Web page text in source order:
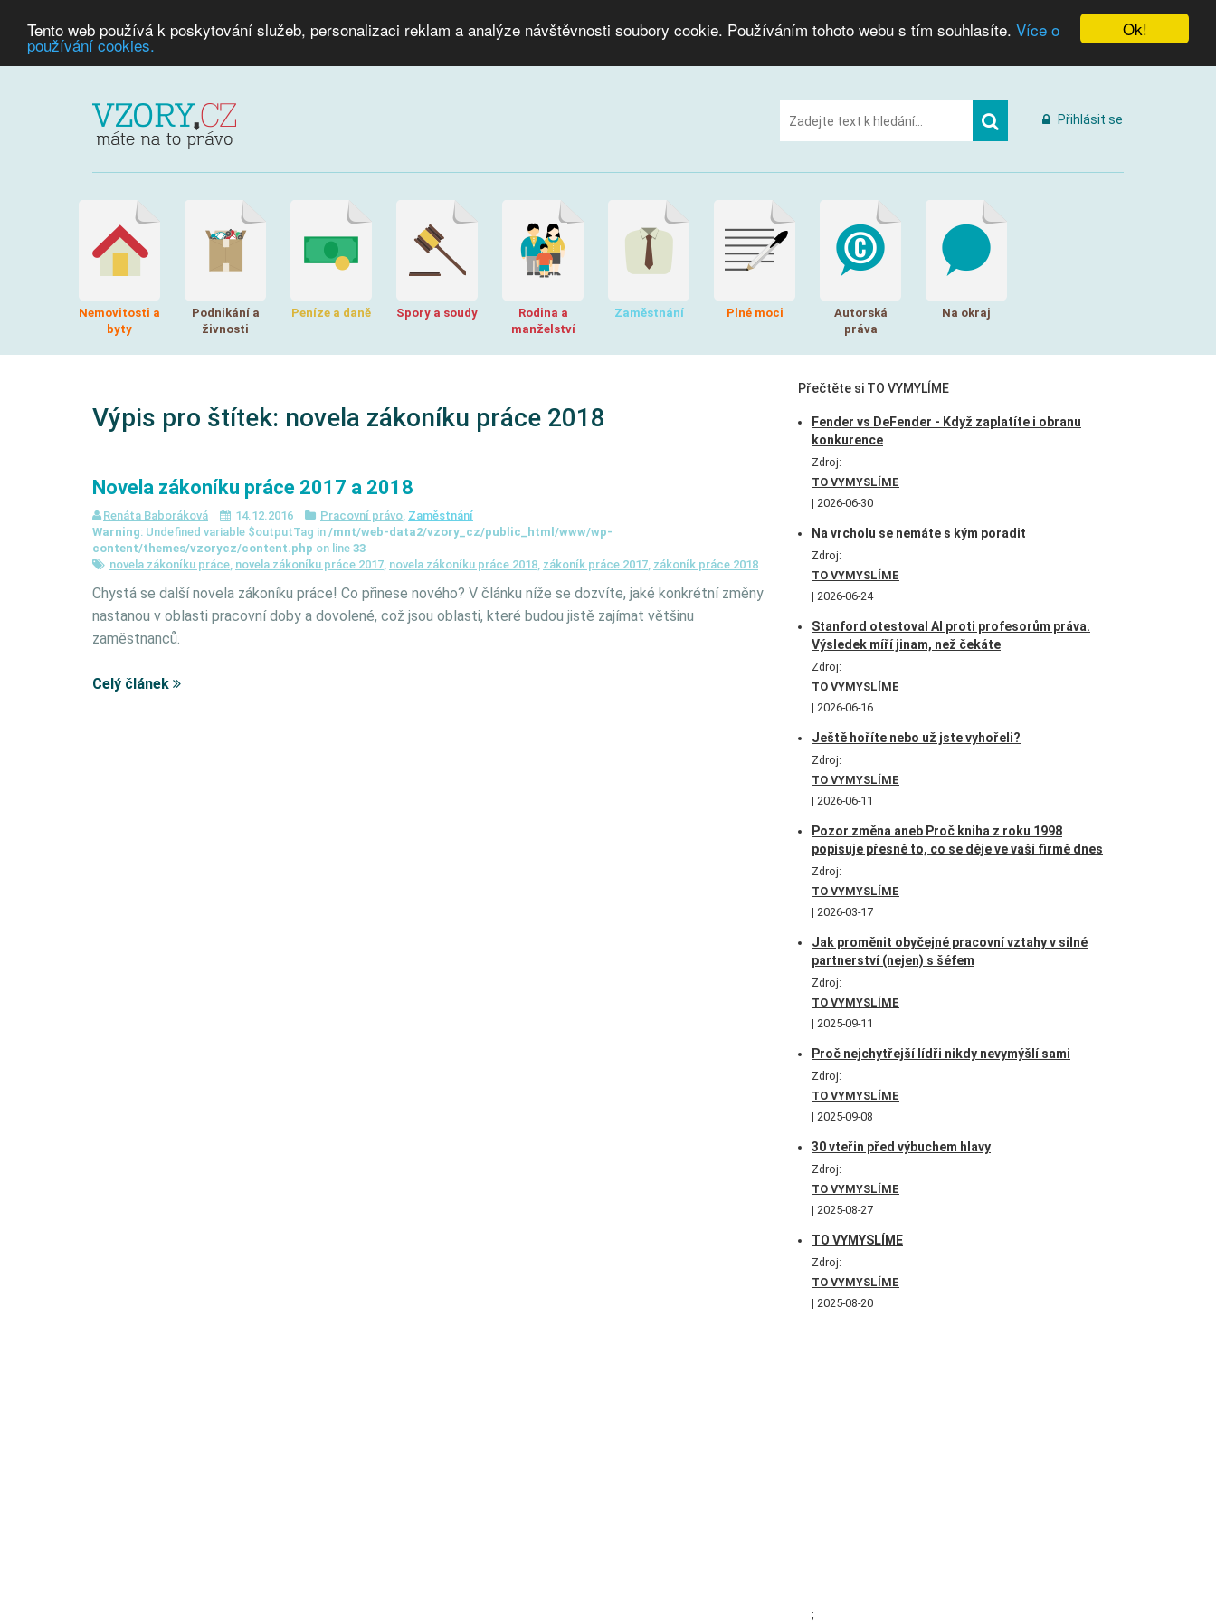
Ok!
Tento web používá k poskytování služeb, personalizaci reklam a analýze návštěvnosti soubory cookie. Používáním tohoto webu s tím souhlasíte. Více o
používání cookies.
Přihlásit se
Nemovitosti a
byty
Podnikání a
živnosti
Peníze a daně Spory a soudy
Rodina a
manželství
Zaměstnání Plné moci
Autorská
práva
Na okraj
Výpis pro štítek: novela zákoníku práce 2018
Novela zákoníku práce 2017 a 2018
Renáta Baboráková 14.12.2016 Pracovní právo, Zaměstnání
Warning: Undefined variable $outputTag in /mnt/web-data2/vzory_cz/public_html/www/wp-
content/themes/vzorycz/content.php on line 33
novela zákoníku práce, novela zákoníku práce 2017, novela zákoníku práce 2018, zákoník práce 2017, zákoník práce 2018
Chystá se další novela zákoníku práce! Co přinese nového? V článku níže se dozvíte, jaké konkrétní změny
nastanou v oblasti pracovní doby a dovolené, což jsou oblasti, které budou jistě zajímat většinu
zaměstnanců.
Celý článek
Přečtěte si TO VYMYLÍME
Fender vs DeFender - Když zaplatíte i obranu
konkurence
Zdroj:
TO VYMYSLÍME
2026-06-30
Na vrcholu se nemáte s kým poradit
Zdroj:
TO VYMYSLÍME
2026-06-24
Stanford otestoval AI proti profesorům práva.
Výsledek míří jinam, než čekáte
Zdroj:
TO VYMYSLÍME
2026-06-16
Ještě hoříte nebo už jste vyhořeli?
Zdroj:
TO VYMYSLÍME
2026-06-11
Pozor změna aneb Proč kniha z roku 1998
popisuje přesně to, co se děje ve vaší firmě dnes
Zdroj:
TO VYMYSLÍME
2026-03-17
Jak proměnit obyčejné pracovní vztahy v silné
partnerství (nejen) s šéfem
Zdroj:
TO VYMYSLÍME
2025-09-11
Proč nejchytřejší lídři nikdy nevymýšlí sami
Zdroj:
TO VYMYSLÍME
2025-09-08
30 vteřin před výbuchem hlavy
Zdroj:
TO VYMYSLÍME
2025-08-27
TO VYMYSLÍME
Zdroj:
TO VYMYSLÍME
2025-08-20
;